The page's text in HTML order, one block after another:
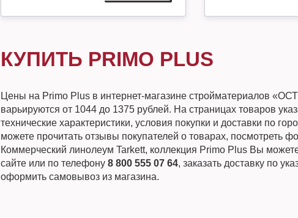
КУПИТЬ PRIMO PLUS
Цены на Primo Plus в интернет-магазине стройматериалов
варьируются от 1044 до 1375 рублей. На страницах товаров
технические характеристики, условия покупки и доставки по
можете прочитать отзывы покупателей о товарах, посмотреть
Коммерческий линолеум Tarkett, коллекция Primo Plus Вы
сайте или по телефону 8 800 555 07 64, заказать доставку по
оформить самовывоз из магазина.